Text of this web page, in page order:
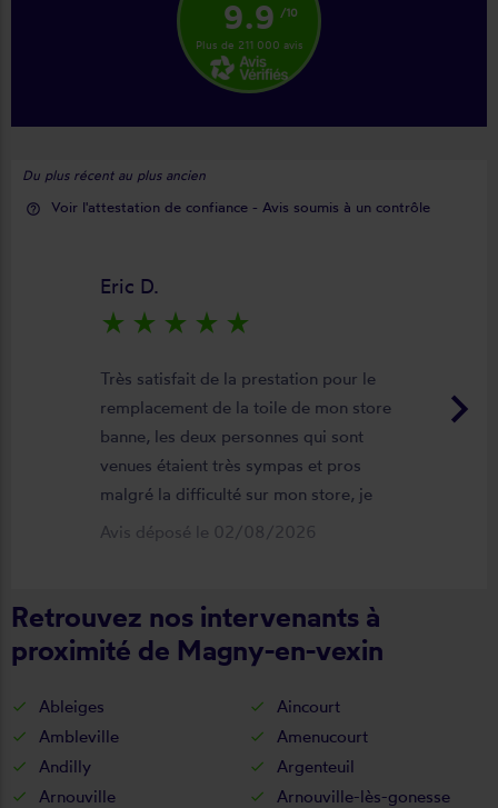
9.9 /10
Plus de 211 000 avis
Du plus récent au plus ancien
help_outline Voir l'attestation de confiance - Avis soumis à un contrôle
keyboard_arrow_right
Eric D.
star_rate star_rate star_rate star_rate star_rate
Très satisfait de la prestation pour le
remplacement de la toile de mon store
banne, les deux personnes qui sont
venues étaient très sympas et pros
malgré la difficulté sur mon store, je
suis satisfait du résultat et du
de la pose je recommande ????
Avis déposé le 02/08/2026
Retrouvez nos intervenants à
proximité de Magny-en-vexin
Ableiges
Aincourt
Ambleville
Amenucourt
Andilly
Argenteuil
Arnouville
Arnouville-lès-gonesse